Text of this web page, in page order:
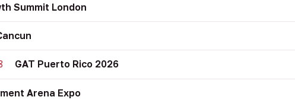
Summit London
GAT Puerto Rico 2026
Arena Expo